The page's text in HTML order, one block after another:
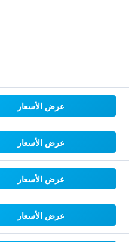
عرض الأسعار
عرض الأسعار
عرض الأسعار
عرض الأسعار